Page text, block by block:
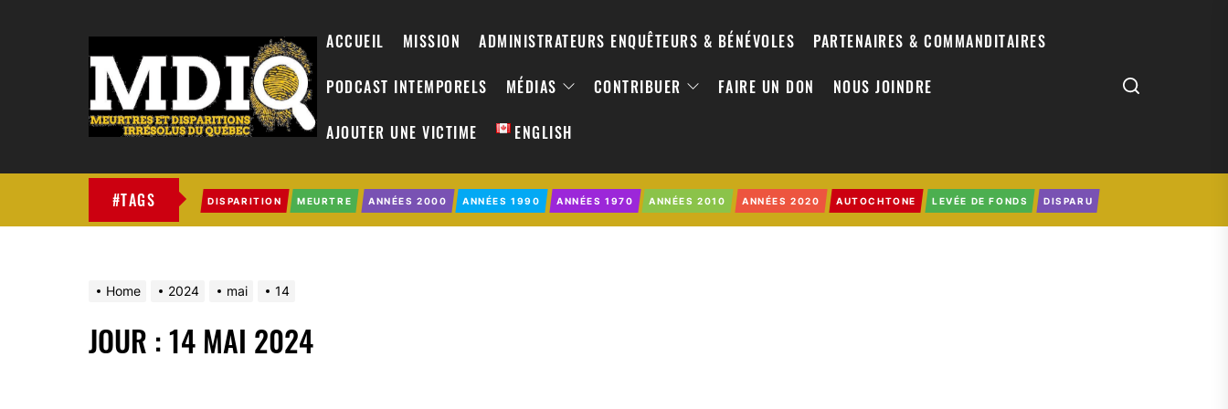
ACCUEIL MISSION ADMINISTRATEURS ENQUÊTEURS & BÉNÉVOLES PARTENAIRES & COMMANDITAIRES
PODCAST INTEMPORELS MÉDIAS CONTRIBUER FAIRE UN DON NOUS JOINDRE
AJOUTER UNE VICTIME ENGLISH
#TAGS DISPARITION MEURTRE ANNÉES 2000 ANNÉES 1990 ANNÉES 1970 ANNÉES 2010 ANNÉES 2020 AUTOCHTONE LEVÉE DE FONDS DISPARU
Home 2024 mai 14
JOUR :14 MAI 2024